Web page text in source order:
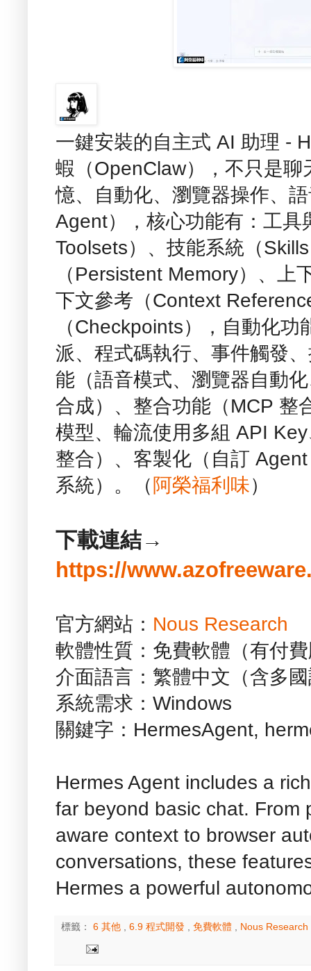
一鍵安裝的自主式 AI 助理 -
蝦（OpenClaw），不只是
憶、自動化、瀏覽器操作、
Agent），核心功能有：工具
Toolsets）、技能系統（
（Persistent Memory）、
下文參考（Context
（Checkpoints），自動化
派、程式碼執行、事件觸發
能（語音模式、瀏覽器自動
合成）、整合功能（MCP 整
模型、輪流使用多組 API
整合）、客製化（自訂
系統）。（ 阿榮福利味）
下載連結→
https://
官方網站： Nous Research
軟體性質：免費軟體（有付
介面語言：繁體中文（含多
系統需求：Windows
關鍵字：HermesAgent,
Hermes Agent includes a
far beyond basic chat. From
aware context to browser
conversations, these
Hermes a powerful
標籤： 6 其他 6.9 程式開發 免費軟體 Nous Research